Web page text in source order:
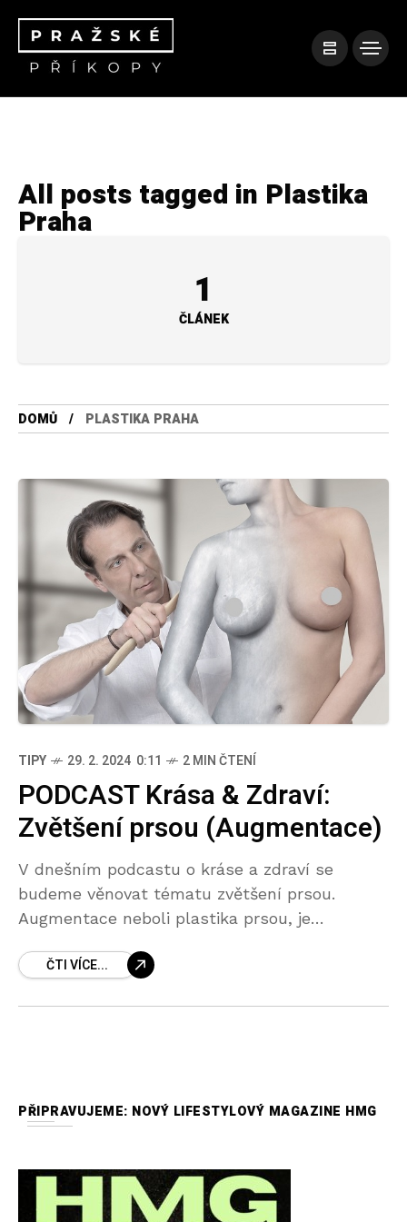
All posts tagged in Plastika
Praha
1
ČLÁNEK
DOMŮ PLASTIKA PRAHA
TIPY 29. 2. 2024 0:11 2 MIN ČTENÍ
PODCAST Krása & Zdraví:
Zvětšení prsou (Augmentace)
V dnešním podcastu o kráse a zdraví se
budeme věnovat tématu zvětšení prsou.
Augmentace neboli plastika prsou, je
estetického hlediska za účelem zvětšení prsou
ČTI VÍCE...
PŘIPRAVUJEME: NOVÝ LIFESTYLOVÝ MAGAZINE HMG